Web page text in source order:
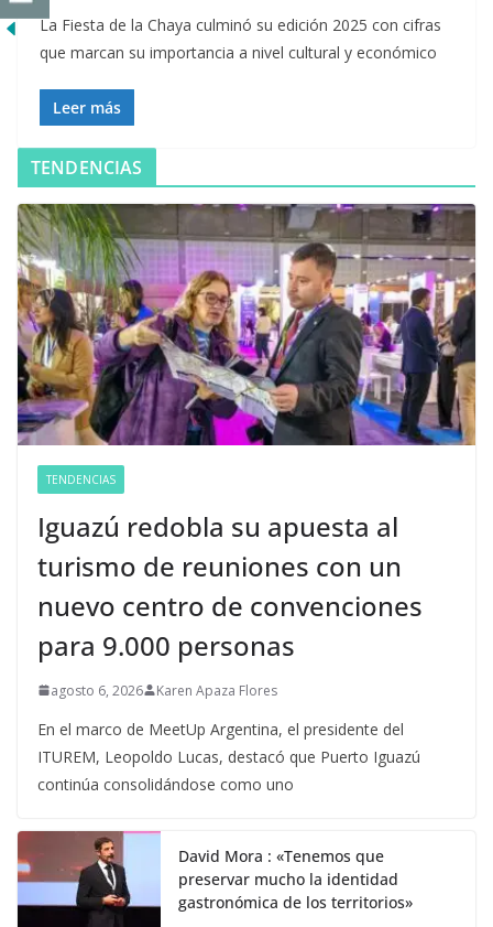
La Fiesta de la Chaya culminó su edición 2025 con cifras
que marcan su importancia a nivel cultural y económico
Leer más
TENDENCIAS
TENDENCIAS
Iguazú redobla su apuesta al
turismo de reuniones con un
nuevo centro de convenciones
para 9.000 personas
agosto 6, 2026 Karen Apaza Flores
En el marco de MeetUp Argentina, el presidente del
ITUREM, Leopoldo Lucas, destacó que Puerto Iguazú
continúa consolidándose como uno
David Mora : «Tenemos que
preservar mucho la identidad
gastronómica de los territorios»